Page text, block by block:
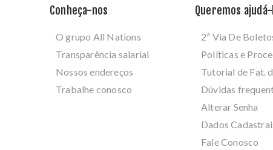
Conheça-nos
O grupo All Nations
Transparência salarial
Nossos endereços
Trabalhe conosco
Queremos
2ª Via De
Políticas e
Tutorial de Fat.
Dúvidas
Alterar Senha
Dados
Fale Conosco